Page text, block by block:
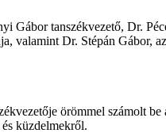
Gábor tanszékvezető, Dr.
valamint Dr. Stépán Gábor, az
örömmel számolt be
küzdelmekről.